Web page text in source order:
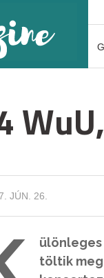
JÚN. 26.
ülönleges
töltik meg